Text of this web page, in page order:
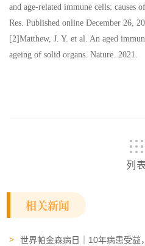
and age-related immune cells: causes
Res. Published online December 26,
[2]Matthew, J. Y. et al. An aged
ageing of solid organs. Nature. 2021.
列表
相关新闻
世界帕金森病日｜10年病患受益